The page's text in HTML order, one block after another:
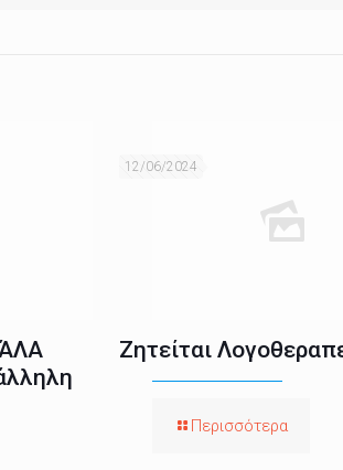
12/06/2024
Ζητείται
Περισσότερα